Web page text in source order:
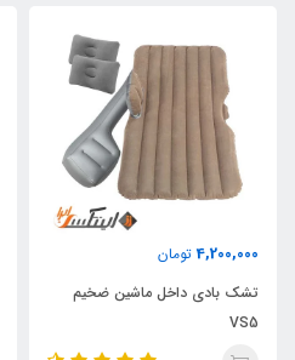
4,200,000 تومان
تشک بادی داخل ماشین ضخیم
VS5